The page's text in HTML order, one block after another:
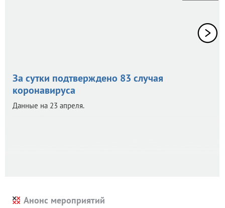
За сутки подтверждено 83 случая
коронавируса
Данные на 23 апреля.
Анонс мероприятий